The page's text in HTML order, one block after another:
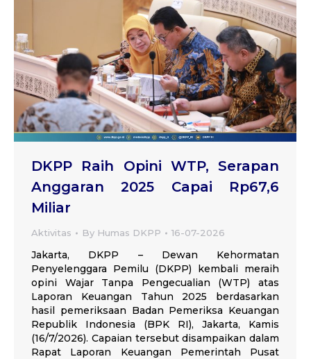
DKPP Raih Opini WTP, Serapan
Anggaran 2025 Capai Rp67,6
Miliar
Aktivitas By Humas DKPP 16-07-2026
Jakarta, DKPP – Dewan Kehormatan
Penyelenggara Pemilu (DKPP) kembali meraih
opini Wajar Tanpa Pengecualian (WTP) atas
Laporan Keuangan Tahun 2025 berdasarkan
hasil pemeriksaan Badan Pemeriksa Keuangan
Republik Indonesia (BPK RI), Jakarta, Kamis
(16/7/2026). Capaian tersebut disampaikan dalam
Rapat Laporan Keuangan Pemerintah Pusat